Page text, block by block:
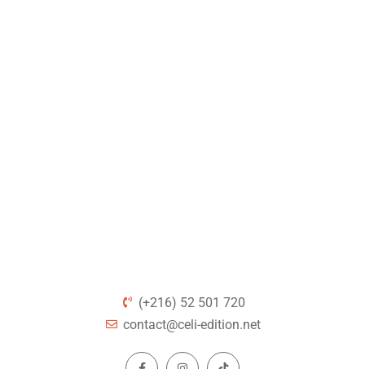
(+216) 52 501 720
contact@celi-edition.net